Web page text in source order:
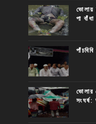
ভোলায়
পা
ভোলার